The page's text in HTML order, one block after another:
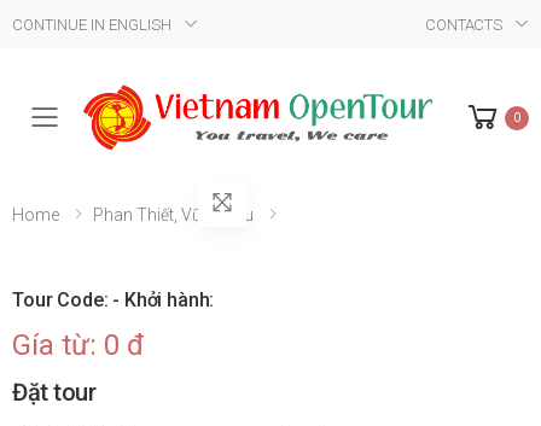
CONTINUE IN ENGLISH CONTACTS
Mobile Menu 0
Home Phan Thiết, Vũng Tàu
Tour Code: - Khởi hành:
Gía từ: 0 đ
Đặt tour